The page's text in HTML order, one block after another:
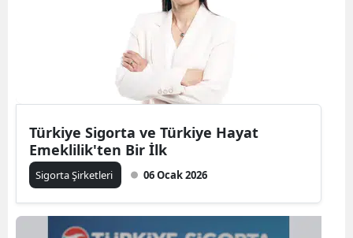
İzmir
Türkiye Sigorta ve Türkiye Hayat
Emeklilik'ten Bir İlk
Sigorta Şirketleri 06 Ocak 2026